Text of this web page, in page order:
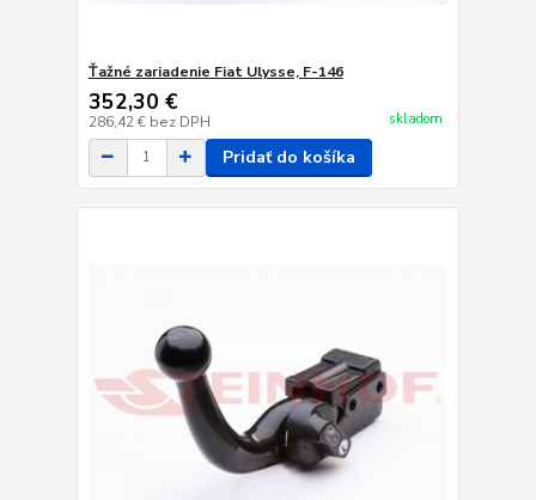
Ťažné zariadenie Fiat Ulysse, F-146
352,30 €
286,42 € bez DPH skladom
Pridať do košíka